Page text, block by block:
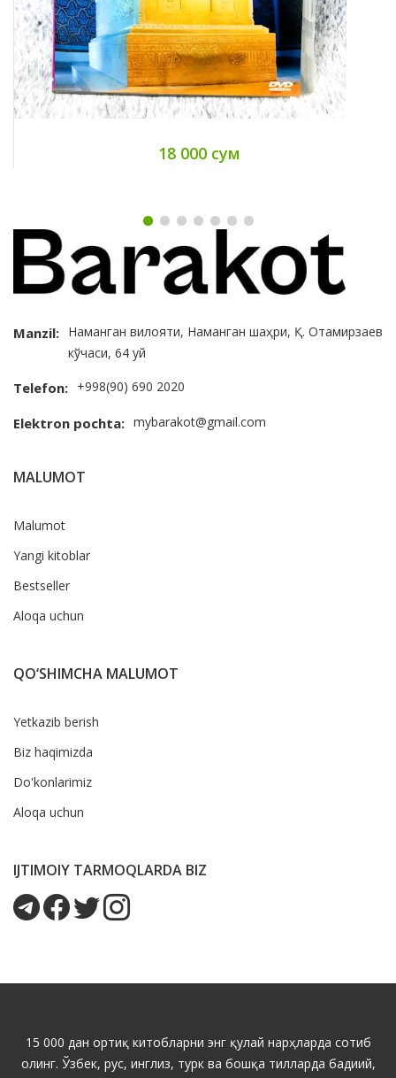
18 000 сум
Manzil: Наманган вилояти, Наманган шаҳри, Қ. Отамирзаев
кўчаси, 64 уй
Telefon: +998(90) 690 2020
Elektron pochta: mybarakot@gmail.com
MALUMOT
Malumot
Yangi kitoblar
Bestseller
Aloqa uchun
QO‘SHIMCHA MALUMOT
Yetkazib berish
Biz haqimizda
Do'konlarimiz
Aloqa uchun
IJTIMOIY TARMOQLARDA BIZ
15 000 дан ортиқ китобларни энг қулай нарҳларда сотиб
олинг. Ўзбек, рус, инглиз, турк ва бошқа тилларда бадиий,